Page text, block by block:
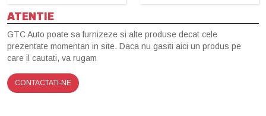
ATENTIE
GTC Auto poate sa furnizeze si alte produse decat cele
prezentate momentan in site. Daca nu gasiti aici un produs pe
care il cautati, va rugam
CONTACTATI-NE